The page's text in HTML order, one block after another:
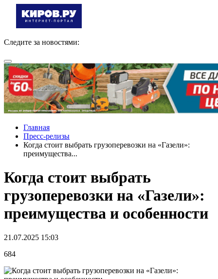
Следите за новостями:
Главная
Пресс-релизы
Когда стоит выбрать грузоперевозки на «Газели»:
преимущества...
Когда стоит выбрать
грузоперевозки на «Газели»:
преимущества и особенности
21.07.2025 15:03
684